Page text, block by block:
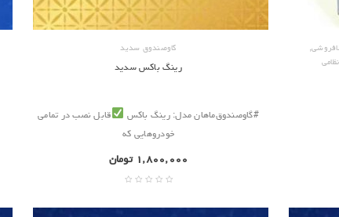
, گاوصندوق سدید
رینگ باکس سدید
#گاوصندوق‌ماهان مدل: رینگ باکس
قابل نصب در تمامی
خودروهایی که
۱,۸۰۰,۰۰۰ تومان